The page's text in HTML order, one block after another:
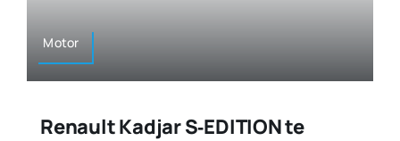
Motor
Renault Kadjar S‑EDITION te